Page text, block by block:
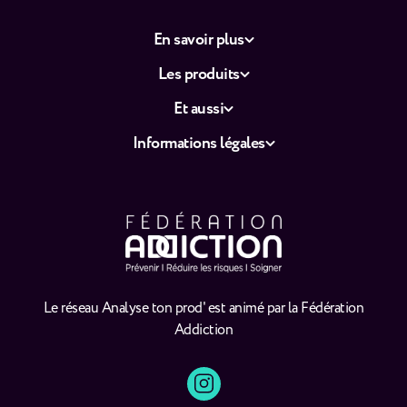
Le réseau Analyse ton prod' est animé par la Fédération
Addiction
En savoir plus
Les produits
Et aussi
Informations légales